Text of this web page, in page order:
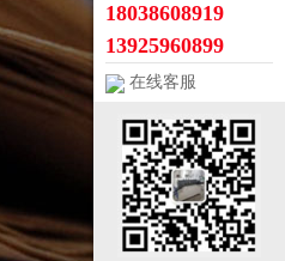
18038608919
13925960899
在线客服